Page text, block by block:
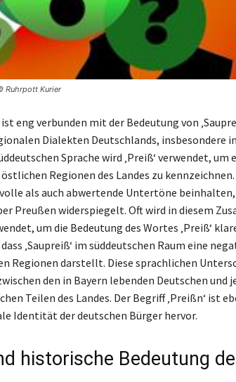
Ruhrpott Kurier
ist eng verbunden mit der Bedeutung von
Dialekten Deutschlands, insbesondere
Sprache wird ‚Preiß‘ verwendet, um
Regionen des Landes zu
als auch abwertende Untertöne beinhalten,
Preußen widerspiegelt. Oft wird in diesem
um die Bedeutung des Wortes ‚Preiß‘
‚Saupreiß‘ im süddeutschen Raum eine
Regionen darstellt. Diese sprachlichen
den in Bayern lebenden Deutschen und
Teilen des Landes. Der Begriff ‚Preißn‘ ist
Identität der deutschen Bürger hervor.
historische Bedeutung